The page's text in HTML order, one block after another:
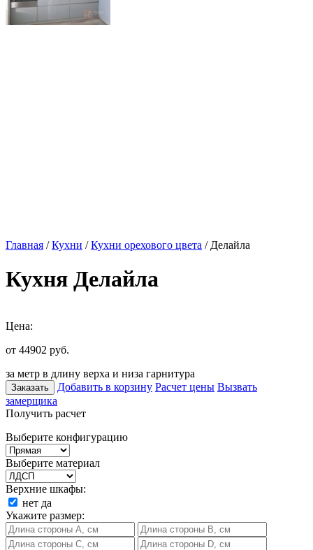
Главная /Кухни /Кухни орехового цвета / Делайла
Кухня Делайла
Цена:
от 44902 руб.
за метр в длину верха и низа гарнитура
Заказать Добавить в корзину Расчет цены Вызвать
замерщика
Получить расчет
Выберите конфигурацию
Выберите материал
Верхние шкафы:
нет да
Укажите размер: